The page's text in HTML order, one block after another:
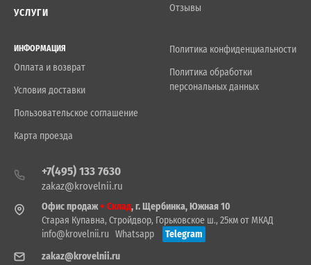
УСЛУГИ
Отзывы
ИНФОРМАЦИЯ
Оплата и возврат
Условия доставки
Пользовательское соглашение
Карта проезда
Политика конфиденциальности
Политика обработки
персональных данных
+7(495) 133 7630
zakaz@krovelnii.ru
Офис продаж+ Склад, г. Щербинка, Южная 10
Старая Купавна, Стройдвор, Горьковское ш., 25км от МКАД
info@krovelnii.ru Whatsapp
Telegram
zakaz@krovelnii.ru